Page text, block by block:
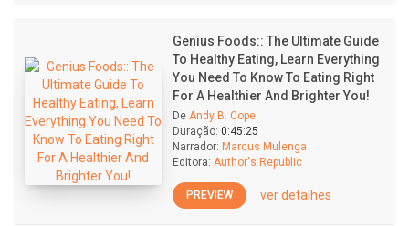
Genius Foods:: The Ultimate Guide
To Healthy Eating, Learn Everything
You Need To Know To Eating Right
For A Healthier And Brighter You!
De Andy B. Cope
Duração: 0:45:25
Narrador: Marcus Mulenga
Editora: Author's Republic
PREVIEW ver detalhes